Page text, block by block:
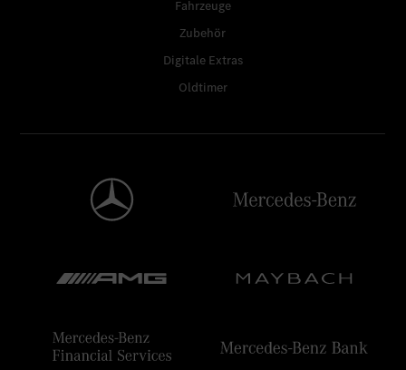
Fahrzeuge
Zubehör
Digitale Extras
Oldtimer